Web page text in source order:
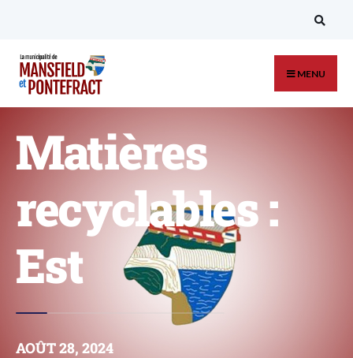
MENU
Matières
recyclables :
Est
AOÛT 28, 2024